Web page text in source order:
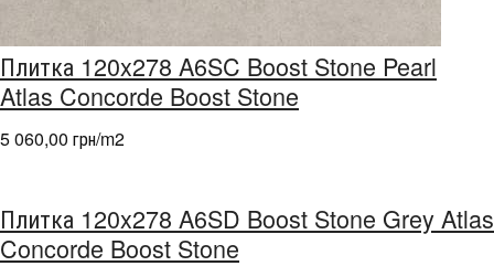
Плитка 120x278 A6SC Boost Stone Pearl
Atlas Concorde Boost Stone
5 060,00 грн/m2
Плитка 120x278 A6SD Boost Stone Grey Atlas
Concorde Boost Stone